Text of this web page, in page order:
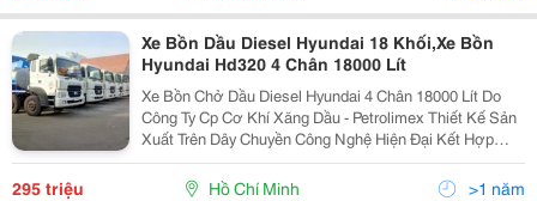
Xe Bồn Dầu Diesel Hyundai 18 Khối,Xe Bồn
Hyundai Hd320 4 Chân 18000 Lít
Xe Bồn Chở Dầu Diesel Hyundai 4 Chân 18000 Lít Do
Công Ty Cp Cơ Khí Xăng Dầu - Petrolimex Thiết Kế Sản
Xuất Trên Dây Chuyền Công Nghệ Hiện Đại Kết Hợp
Cùng Kinh Nghiệp Của Đội Ngũ Công Nhân Viên Lành
Nghề Đảm Bảo Mang Đến Cho Quý Khách Hàng Sản
295 triệu Hồ Chí Minh >1 năm